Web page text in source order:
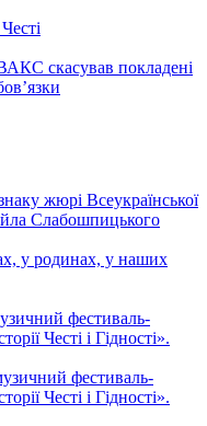
скасував покладені
жюрі Всеукраїнської
Слабошпицького
у родинах, у наших
фестиваль-
Честі і Гідності».
фестиваль-
Честі і Гідності».